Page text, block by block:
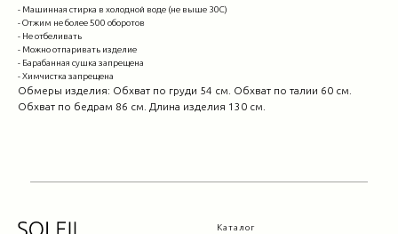
- Машинная стирка в холодной воде (не выше 30С)
- Отжим не более 500 оборотов
- Не отбеливать
- Можно отпаривать изделие
- Барабанная сушка запрещена
- Химчистка запрещена
Обмеры изделия: Обхват по груди 54 см. Обхват по талии 60 см.
Обхват по бедрам 86 см. Длина изделия 130 см.
Каталог